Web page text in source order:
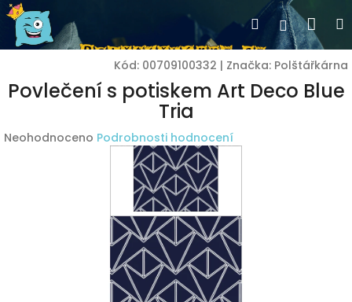
Přejít
na
obsah
Hledat
Kód: 00709100332 | Značka: Polštářkárna
Povlečení s potiskem Art Deco Blue
Tria
Průměrné
Neohodnoceno Podrobnosti hodnocení